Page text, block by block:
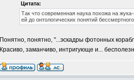
Цитата:
Так что современная наука похожа на
ей до онтологических понятий
Понятно, понятно, "...эскадры фотонных
Красиво, заманчиво, интригующе и...